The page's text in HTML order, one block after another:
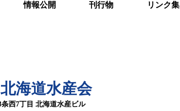
情報公開 刊行物 リンク集
海道水産会
西7丁目 北海道水産ビル